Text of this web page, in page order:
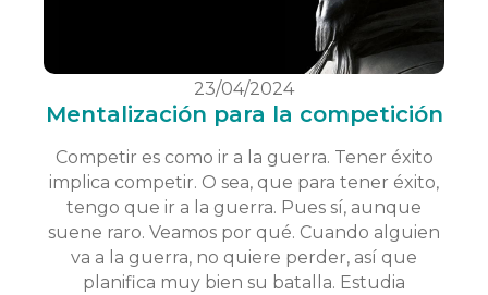
23/04/2024
Mentalización para la competición
Competir es como ir a la guerra. Tener éxito
implica competir. O sea, que para tener éxito,
tengo que ir a la guerra. Pues sí, aunque
suene raro. Veamos por qué. Cuando alguien
va a la guerra, no quiere perder, así que
planifica muy bien su batalla. Estudia